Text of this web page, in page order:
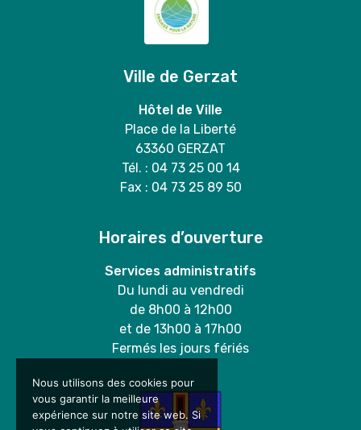
Ville de Gerzat
Hôtel de Ville
Place de la Liberté
63360 GERZAT
Tél. : 04 73 25 00 14
Fax : 04 73 25 89 50
Horaires d’ouverture
Services administratifs
Du lundi au vendredi
de 8h00 à 12h00
et de 13h00 à 17h00
Fermés les jours fériés
Nous utilisons des cookies pour
vous garantir la meilleure
expérience sur notre site web. Si